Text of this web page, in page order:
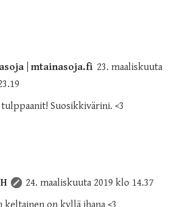
| mtainasoja.fi 23. maaliskuuta
Suosikkivärini. <3
24. maaliskuuta 2019 klo 14.37
keltainen on kyllä ihana <3